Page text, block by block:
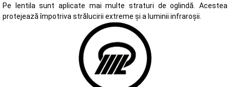
Pe lentila sunt aplicate mai multe straturi de oglindă. Acestea
protejează împotriva strălucirii extreme și a luminii infraroșii.